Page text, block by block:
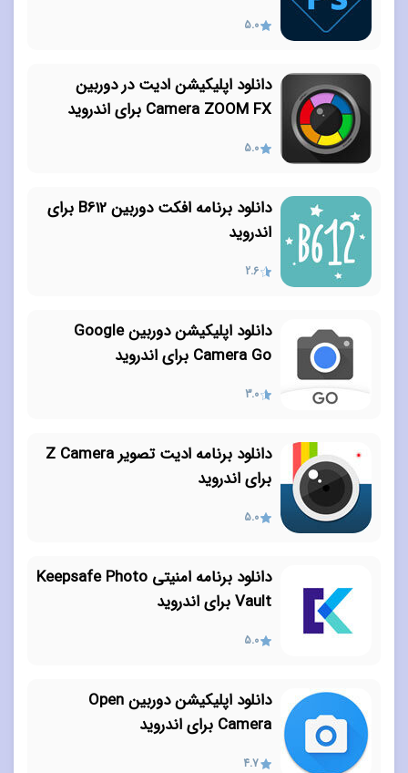
5.0
دانلود اپلیکیشن ادیت در دوربین
Camera ZOOM FX برای اندروید
5.0
دانلود برنامه افکت دوربین B612 برای
اندروید
2.6
دانلود اپلیکیشن دوربین Google
Camera Go برای اندروید
3.0
دانلود برنامه ادیت تصویر Z Camera
برای اندروید
5.0
دانلود برنامه امنیتی Keepsafe Photo
Vault برای اندروید
5.0
دانلود اپلیکیشن دوربین Open
Camera برای اندروید
4.7